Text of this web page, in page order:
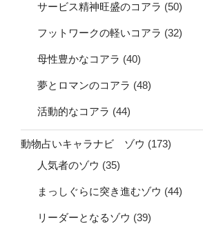
サービス精神旺盛のコアラ (50)
フットワークの軽いコアラ (32)
母性豊かなコアラ (40)
夢とロマンのコアラ (48)
活動的なコアラ (44)
動物占いキャラナビ ゾウ (173)
人気者のゾウ (35)
まっしぐらに突き進むゾウ (44)
リーダーとなるゾウ (39)